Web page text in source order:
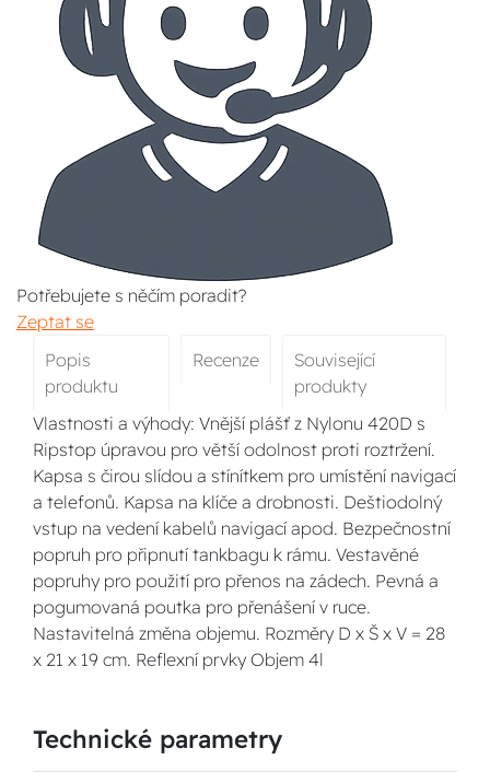
Potřebujete s něčím poradit?
Zeptat se
Popis
produktu
Recenze
Související
produkty
Vlastnosti a výhody: Vnější plášť z Nylonu 420D s
Ripstop úpravou pro větší odolnost proti roztržení.
Kapsa s čirou slídou a stínítkem pro umístění navigací
a telefonů. Kapsa na klíče a drobnosti. Deštiodolný
vstup na vedení kabelů navigací apod. Bezpečnostní
popruh pro připnutí tankbagu k rámu. Vestavěné
popruhy pro použití pro přenos na zádech. Pevná a
pogumovaná poutka pro přenášení v ruce.
Nastavitelná změna objemu. Rozměry D x Š x V = 28
x 21 x 19 cm. Reflexní prvky Objem 4l
Technické parametry